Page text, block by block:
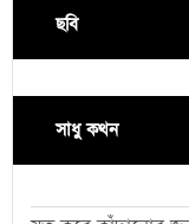
ছবি
সাধু কথন